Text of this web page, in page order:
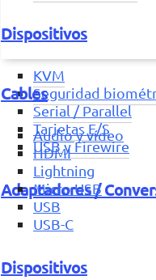
Dispositivos
KVM
Seguridad
Serial / Parallel
Tarjetas E/S
USB y Firewire
Adaptadores /
Cables
Audio y vídeo
HDMI
Lightning
Micro USB
USB
USB-C
Dispositivos